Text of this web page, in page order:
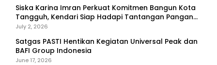
Siska Karina Imran Perkuat Komitmen Bangun Kota
Tangguh, Kendari Siap Hadapi Tantangan Pangan
dan Bencana
July 2, 2026
Satgas PASTI Hentikan Kegiatan Universal Peak dan
BAFI Group Indonesia
June 17, 2026